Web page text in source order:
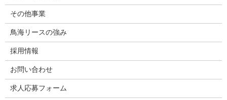
その他事業
鳥海リースの強み
採用情報
お問い合わせ
求人応募フォーム